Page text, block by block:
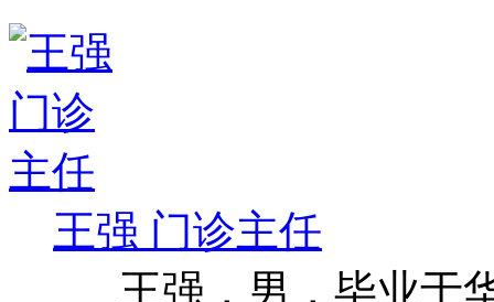
王强 门诊主任
王强，男，毕业于